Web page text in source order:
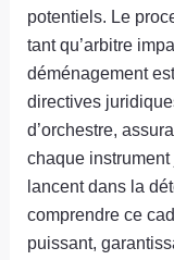
potentiels. Le
tant qu’arbitre
déménagement
directives
d’orchestre,
chaque
lancent dans la
comprendre ce
puissant,